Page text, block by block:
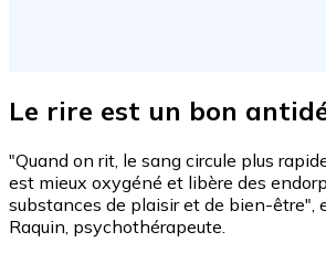
Le rire est un bon
"Quand on rit, le sang circule plus
est mieux oxygéné et libère des
substances de plaisir et de bien-être",
Raquin, psychothérapeute.